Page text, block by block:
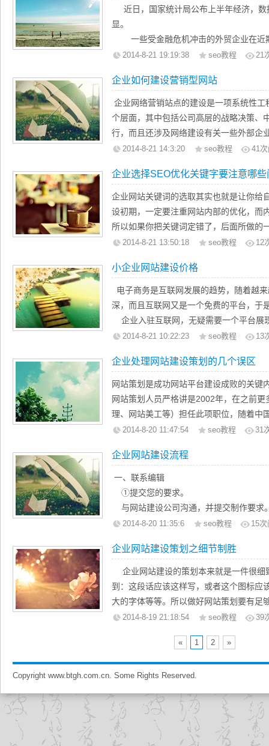
就如同电视广告，蹩脚的广告看了使
思精巧的广告则能让人欣然接受，百看不
必将吸引大量的访问者，使更多的人认识
一般来说，企业建立自己的网址，不
容量更大，企业几乎可以把任何想让客户
外，相对来说，建立企业网站的费用也比
一年的费用仅为3~4万，如企业在报纸上
掉几十万。当然，网站和广告是两种不同
们之间更多的是互相补充，而不是互相排
各种广告中尽量地推广该网址，并把具体
中。
2、使公司具有网络沟通能力
在中国，人们对互联网络往往有所误
我们见过不少公司，将电子邮件地址当成
子邮件只是互联网络中一个最常用，最
涵在于其内容的丰富性，几乎无所不包。
3、可以全面详细地介绍公司及公司
公司网址的一个最基本的功能，就是
产品。事实上，公司可以把任何想让人们
介、公司的厂房、生产设施、研究机构、
Ｂ 实时报价系统（如运输行业）：海
车报价、快件报价，在线订舱系统（客
物跟踪查询系统；
Ｃ 在线下载系统：包括在线管理、在
Ｄ 电子商城系统：可以在网上开家自
Ｅ 客户留言板、在线调查、招聘系统
5、可以与客户保持密切联系
在美国，每当人们想知道某公信息战
或旧产品和服务有什么变化，甚至只是想
习惯性地进入该公司的网址。因为外国公
服务信息发布于网上，并且定期在网上发
户之间现在暂时还不习惯于这种联系方式
较长时间才更新一次。但随着越来越多的
近日，国家统计局公布上半年经济，数
显。
一些受金融危机冲击的外贸企业在近
续升温的房市、车市等转好迹象都在印证
达167.6亿元，结束08Q4以来市场整体规
22.2%，环比增长17.0%，回暖迹象明显
升，09Q2中国网络购物市场规模继续保
2014-8-21 19:19:38 seo教程 21
企业如何建设营销型网站
企业网络营销站点的建设是一项系统性
个层面，其中包括公司高层的战略决策、
行，而且还涉及网络建设有关一些外部企
建设要投入不少的人力和财力，若建成的
有些企业在建设网站时忽略建设的规则，
不是出现很少有人光顾的僵局，就是因接
规划不周的问题。许多企业在建设网站时
企业的网络仅仅当做一个在线的说明书，
理。其实，在全球信息化的今天，要使企
为，一个接人Internet网的网站带来了许
后的效果，事实上对大多数的企业网站
化，网站的价值会随着用户的增多，商业
企业的站点主要部分包括：主页、新闻稿
面、雇员页面、客户支持页面、市场调研
内容。企业网络营销站点的建设涉及计算
站点的域名申请、网络营销站点场地建设
的推广等。
Web建设，对专业技术要求非常之多，
一家非专业企业很难胜任网站建设的所有
包括非信息技术问题。具体来说，信息技
术、数据库技术、安全技术、通信技术
括Web发展策划、营销规划、设计艺术
的另一个特性是，Web技术发展太快。
大型企业也难以胜任。因此，欲发展电子
该摒弃完全自己开发的策略。在发展电
精力放在制定公司长期的发展和经营战略
专业公司合作，公司自身负责商业应用，
这意味着较快的速度、良好的质量及低廉
2014-8-21 14:3:20 seo教程 41
企业选择SEO优化关键字要注意哪些
企业网站关键词的选取其实也就是让你给
设初期，一定要注重网站内部的优化，而
所以如果你把关键词定错了，后面所做的
种情况，想要再从头来过基本就不可能了
关键词当然不能乱选，所以要掌握一定的
选择关键词的技巧。
1、关键词选取需要能为我们带来效益
一个没有商业价值的关键词，你就是做
就是为了利用网站来盈利。而网站的盈利
2014-8-21 13:50:18 seo教程 12
小企业网站建设价格
电子商务是互联网发展的趋势，随着越
深，而且互联网又是一个免费的平台，于
企业入驻互联网，无疑需要一个平台展
正好解决企业这一点，网站建设成为企业
套餐是我们零度为小企业精选的一个套餐
1、提供一个首页风格个性化设计
2014-8-21 10:22:23 seo教程 13
企业处理网站建设策划的几个误区
网站策划是成功网站平台建设成败的关键
网站策划人员严格讲是2002年，在之前
理、网站美工等）担任此项职位，随着中
使网站策划的地位突显。企业需要建立网
者。这是很多企业中存在的问题。要知道
站，而是用来宣传企业，传播企业文化
绕顾客的需求来实施。笔者规划过的企
人员参与过多的，基本上效果不是很理
站基本上都非常成功。企业网络技术人员
企业的发展是不利的。
2014-8-20 11:47:54 seo教程 31
企业网站建设流程
一、联系编辑
①提交您的要求。
与网站建设公司沟通，并提交制作要求
栏目描述 3、网站基本功能需求 4、基本
网络公司制作网站规划方案。网站有哪
哪个网站（注明网站地址）可以参考的
比较专业的公司或工作室除了给你看报价
助客户找出一个比较合理的性价比较高的
2014-8-20 11:35:6 seo教程 15次
企业网站建设策划之细节制胜
企业网站建设的策划本来就是一件很细
到：这段话应该这样写，或者这个图标应
大的字体等等。所以做好网站策划要有足
适合干这活。有句话叫“细节决定成败”，
企业网站建设策划精确到细节主要体
1、找准定位。企业首先要认清自己做
务，还是只是卖产品，还是品牌形象和卖
业情况要求做的网站的形式是有很大的不
有必要搞的像房地产楼盘网站那样炫，同
像卖“磨齿机”这个网站那么简单。现在搜
了解，但是一个大品牌企业的网站不可
2014-8-19 21:18:54 seo教程 39
« 1 2 »
Copyright www.btgh.com.cn. Some Rights Reserved.